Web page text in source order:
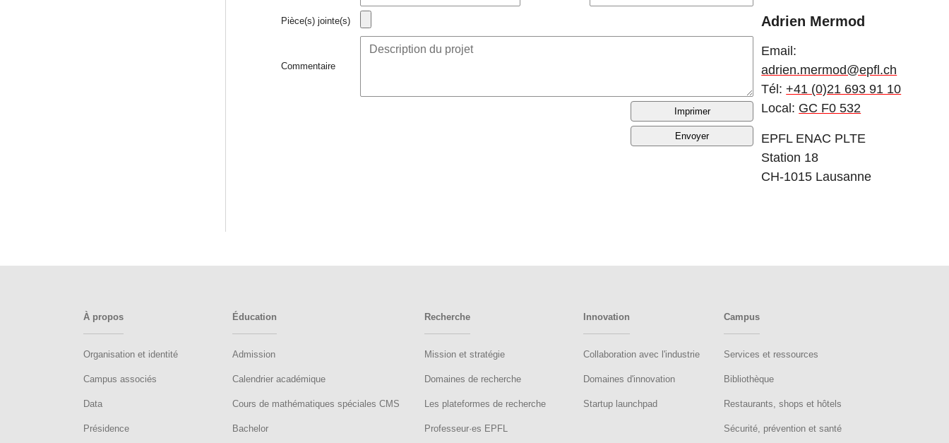
Pièce(s) jointe(s)
Commentaire
Imprimer
Envoyer
Adrien Mermod
Email:
adrien.mermod@epfl.ch
Tél:+41 (0)21 693 91 10
Local: GC F0 532
EPFL ENAC PLTE
Station 18
CH-1015 Lausanne
À propos
Organisation et identité
Campus associés
Data
Présidence
Éducation
Admission
Calendrier académique
Cours de mathématiques spéciales CMS
Bachelor
Recherche
Mission et stratégie
Domaines de recherche
Les plateformes de recherche
Professeur·es EPFL
Innovation
Collaboration avec l'industrie
Domaines d'innovation
Startup launchpad
Campus
Services et ressources
Bibliothèque
Restaurants, shops et hôtels
Sécurité, prévention et santé